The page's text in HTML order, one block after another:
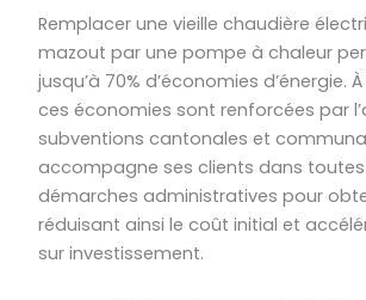
Remplacer une vieille chaudière
mazout par une pompe à chaleur
jusqu’à 70% d’économies d’énergie.
ces économies sont renforcées par
subventions cantonales et
accompagne ses clients dans toutes
démarches administratives pour
réduisant ainsi le coût initial et
sur investissement.